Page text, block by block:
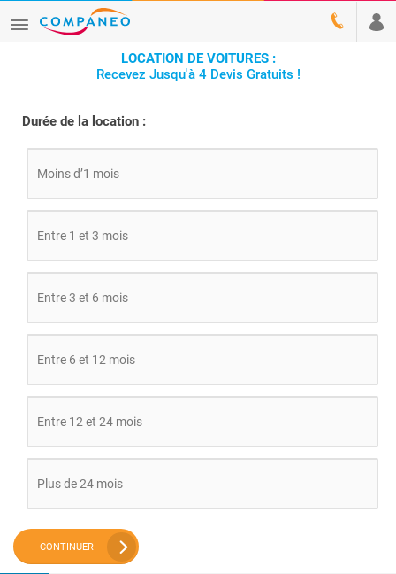
LOCATION DE VOITURES :
Recevez Jusqu'à 4 Devis Gratuits !
Durée de la location :
Moins d’1 mois
Entre 1 et 3 mois
Entre 3 et 6 mois
Entre 6 et 12 mois
Entre 12 et 24 mois
Plus de 24 mois
CONTINUER